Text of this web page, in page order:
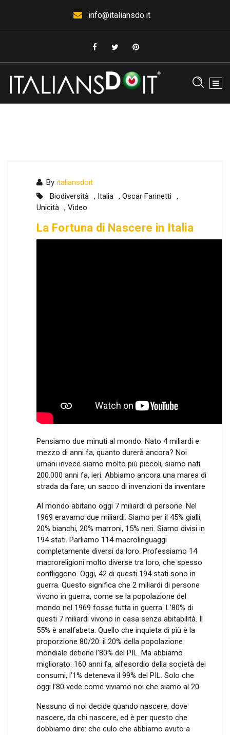
info@italiansdo.it
By italiansdoit
Biodiversità , Italia , Oscar Farinetti
,
Unicità , Video
La Fortuna di Nascere in Italia
Pensiamo due minuti al mondo. Nato 4 miliardi e
mezzo di anni fa, quanto durerà ancora? Noi
umani invece siamo molto più piccoli, siamo nati
200.000 anni fa, ieri. Abbiamo ancora una marea di
strada da fare, un sacco di invenzioni da inventare
Al mondo abitano oggi 7 miliardi di persone. Nel
1969 eravamo due miliardi. Siamo per il 45% gialli,
20% bianchi, 20% marroni, 15% neri. Siamo divisi in
194 stati. Parliamo 114 macrolinguaggi
completamente diversi da loro. Professiamo 14
macroreligioni molto diverse tra loro, che spesso
confliggono. Oggi, 42 di questi 194 stati sono in
guerra. Questo significa che 2 miliardi di persone
vivono in guerra, come se la popolazione del
mondo nel 1969 fosse tutta in guerra. L’80% di
questi 7 miliardi vivono in casa senza abitabilità. Il
55% è analfabeta. Quello che inquieta di più è la
proporzione 80/20: il 20% della popolazione
mondiale detiene l’80% del PIL. Ma abbiamo
migliorato: 160 anni fa, all’esordio della società dei
consumi, l’1% deteneva il 99% del PIL. Solo che
oggi l’80 vede come viviamo noi che siamo al 20.
Nessuno di noi decide quando nascere, dove
nascere, da chi nascere, ed è per questo che
dobbiamo dire: che culo che abbiamo avuto a